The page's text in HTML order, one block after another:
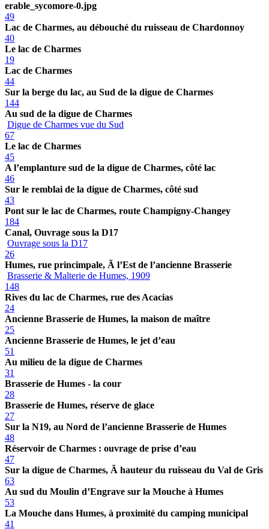
erable_sycomore-0.jpg
49
Lac de Charmes, au débouché du ruisseau de Chardonnoy
40
Le lac de Charmes
19
Lac de Charmes
44
Sur la berge du lac, au Sud de la digue de Charmes
144
Au sud de la digue de Charmes
Digue de Charmes vue du Sud
67
Le lac de Charmes
45
A l’emplanture sud de la digue de Charmes, côté lac
46
Sur le remblai de la digue de Charmes, côté sud
43
Pont sur le lac de Charmes, route Champigny-Changey
184
Canal, Ouvrage sous la D17
Ouvrage sous la D17
26
Humes, rue princimpale, Ã l’Est de l’ancienne Brasserie
Brasserie & Malterie de Humes, 1909
148
Rives du lac de Charmes, rue des Acacias
24
Ancienne Brasserie de Humes, la maison de maître
25
Ancienne Brasserie de Humes, le jet d’eau
51
Au milieu de la digue de Charmes
31
Brasserie de Humes - la cour
28
Brasserie de Humes, réserve de glace
27
Sur la N19, au Nord de l’ancienne Brasserie de Humes
48
Réservoir de Charmes : ouvrage de prise d’eau
47
Sur la digue de Charmes, Ã hauteur du ruisseau du Val de Gris
63
Au sud du Moulin d’Engrave sur la Mouche à Humes
53
La Mouche dans Humes, à proximité du camping municipal
41